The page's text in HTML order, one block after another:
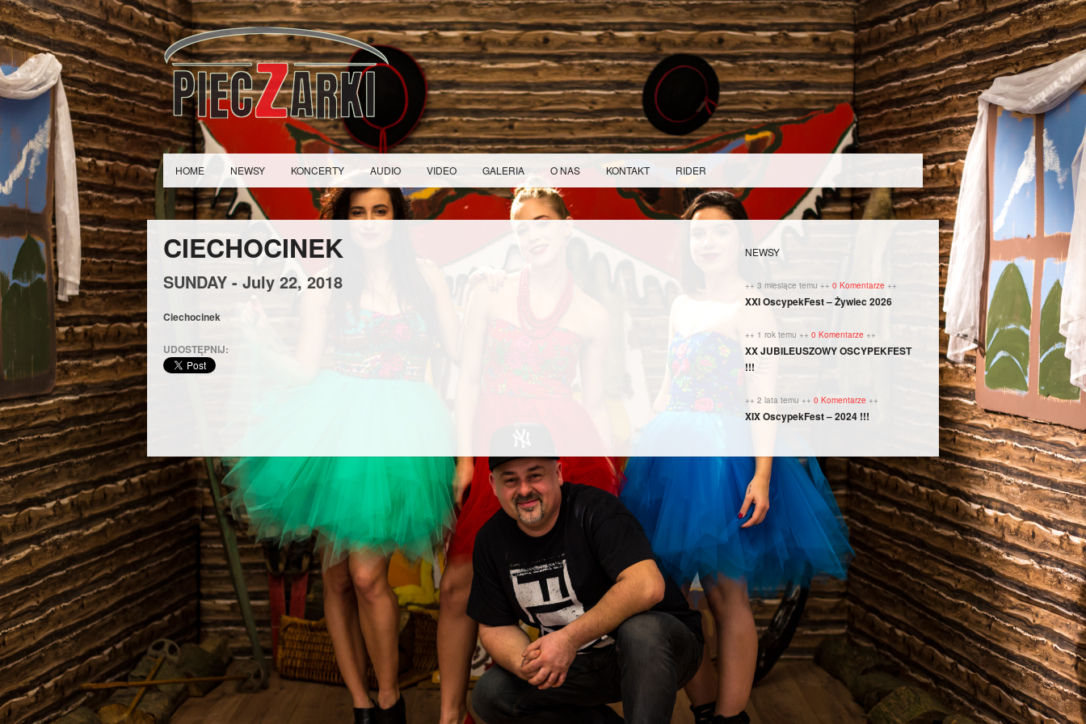
HOME NEWSY KONCERTY AUDIO VIDEO GALERIA O NAS KONTAKT RIDER
CIECHOCINEK
SUNDAY - July 22, 2018
Ciechocinek
UDOSTĘPNIJ:
NEWSY
++ 3 miesiące temu ++ 0 Komentarze ++
XXI OscypekFest – Żywiec 2026
++ 1 rok temu ++ 0 Komentarze ++
XX JUBILEUSZOWY OSCYPEKFEST
!!!
++ 2 lata temu ++ 0 Komentarze ++
XIX OscypekFest – 2024 !!!